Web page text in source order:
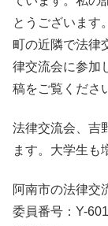
とうございます
町の近隣で法律
律交流会に参加
稿をご覧くださ
法律交流会、吉
ます。大学生も
阿南市の法律交
委員番号：Y-